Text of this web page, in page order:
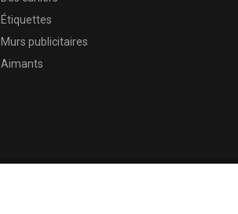
Étiquettes
Murs publicitaires
Aimants